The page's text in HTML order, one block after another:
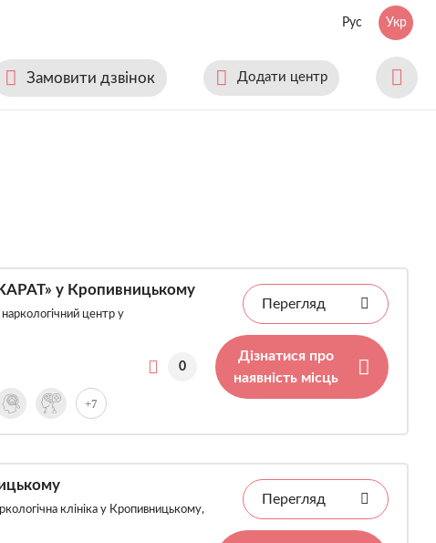
Рус Укр
Замовити дзвінок Додати центр
у Кропивницькому
центр у
0
+7
Перегляд
Дізнатися про
наявність місць
клініка у Кропивницькому,
Перегляд